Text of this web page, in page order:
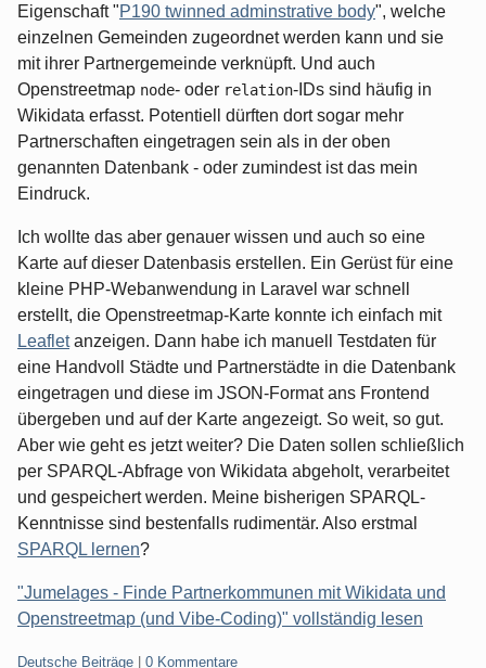
Eigenschaft "P190 twinned adminstrative body", welche
einzelnen Gemeinden zugeordnet werden kann und sie
mit ihrer Partnergemeinde verknüpft. Und auch
Openstreetmap node- oder relation-IDs sind häufig in
Wikidata erfasst. Potentiell dürften dort sogar mehr
Partnerschaften eingetragen sein als in der oben
genannten Datenbank - oder zumindest ist das mein
Eindruck.
Ich wollte das aber genauer wissen und auch so eine
Karte auf dieser Datenbasis erstellen. Ein Gerüst für eine
kleine PHP-Webanwendung in Laravel war schnell
erstellt, die Openstreetmap-Karte konnte ich einfach mit
Leafletanzeigen. Dann habe ich manuell Testdaten für
eine Handvoll Städte und Partnerstädte in die Datenbank
eingetragen und diese im JSON-Format ans Frontend
übergeben und auf der Karte angezeigt. So weit, so gut.
Aber wie geht es jetzt weiter? Die Daten sollen schließlich
per SPARQL-Abfrage von Wikidata abgeholt, verarbeitet
und gespeichert werden. Meine bisherigen SPARQL-
Kenntnisse sind bestenfalls rudimentär. Also erstmal
SPARQL lernen?
"Jumelages - Finde Partnerkommunen mit Wikidata und
Openstreetmap (und Vibe-Coding)" vollständig lesen
Kategorien:
Deutsche Beiträge
0 Kommentare